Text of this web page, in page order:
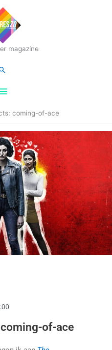
magazine
coming-of-ace
of-ace